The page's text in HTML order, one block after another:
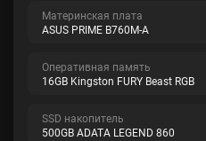
Материнская плата
ASUS PRIME B760M-A
Оперативная память
16GB Kingston FURY Beast RGB
SSD накопитель
500GB ADATA LEGEND 860